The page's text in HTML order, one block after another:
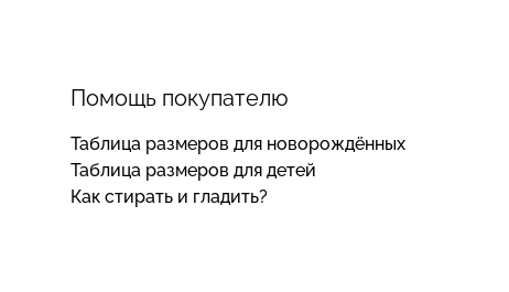
Помощь покупателю
Таблица размеров для новорождённых
Таблица размеров для детей
Как стирать и гладить?